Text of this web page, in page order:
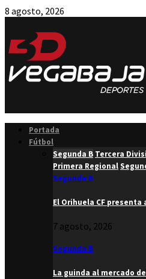
8 agosto, 2026
Portada
Fútbol
Segunda B Tercera
Primera Regional
Segunda B
El Orihuela CF
7 agosto, 2026
Segunda B
La guinda al mercado